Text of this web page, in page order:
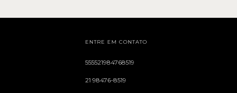
ENTRE EM CONTATO
555521984768519
21 98476-8519